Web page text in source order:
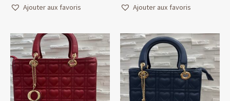
Ajouter aux favoris Ajouter aux favoris